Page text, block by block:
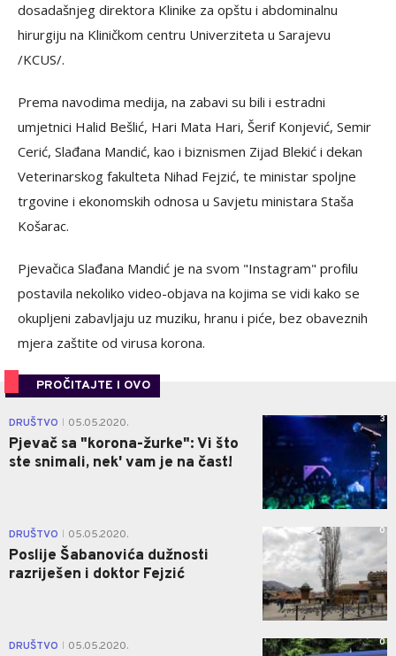
dosadašnjeg direktora Klinike za opštu i abdominalnu
hirurgiju na Kliničkom centru Univerziteta u Sarajevu
/KCUS/.
Prema navodima medija, na zabavi su bili i estradni
umjetnici Halid Bešlić, Hari Mata Hari, Šerif Konjević, Semir
Cerić, Slađana Mandić, kao i biznismen Zijad Blekić i dekan
Veterinarskog fakulteta Nihad Fejzić, te ministar spoljne
trgovine i ekonomskih odnosa u Savjetu ministara Staša
Košarac.
Pjevačica Slađana Mandić je na svom "Instagram" profilu
postavila nekoliko video-objava na kojima se vidi kako se
okupljeni zabavljaju uz muziku, hranu i piće, bez obaveznih
mjera zaštite od virusa korona.
PROČITAJTE I OVO
DRUŠTVO 05.05.2020.
Pjevač sa "korona-žurke": Vi što
ste snimali, nek' vam je na čast!
3
DRUŠTVO 05.05.2020.
Poslije Šabanovića dužnosti
razriješen i doktor Fejzić
0
DRUŠTVO 05.05.2020. 0